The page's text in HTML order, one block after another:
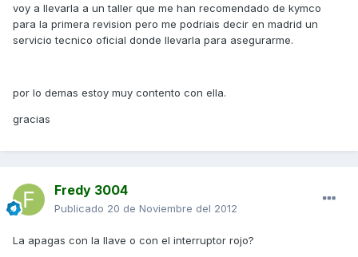
voy a llevarla a un taller que me han recomendado de kymco
para la primera revision pero me podriais decir en madrid un
servicio tecnico oficial donde llevarla para asegurarme.
por lo demas estoy muy contento con ella.
gracias
Fredy 3004
Publicado 20 de Noviembre del 2012
La apagas con la llave o con el interruptor rojo?